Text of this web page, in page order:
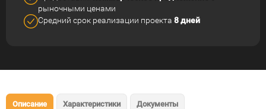
рыночными ценами
Средний срок реализации проекта 8 дней
Описание Характеристики Документы